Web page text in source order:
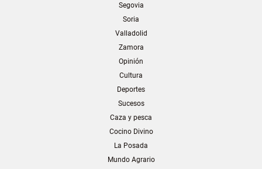
Segovia
Soria
Valladolid
Zamora
Opinión
Cultura
Deportes
Sucesos
Caza y pesca
Cocino Divino
La Posada
Mundo Agrario